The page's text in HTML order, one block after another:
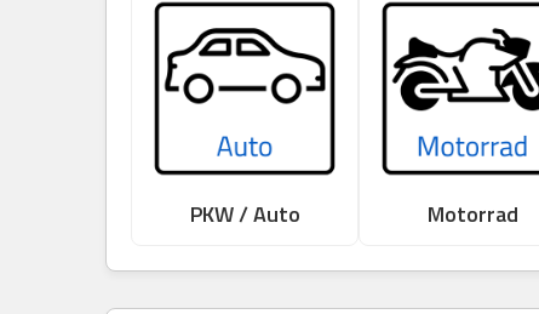
PKW / Auto Motorrad